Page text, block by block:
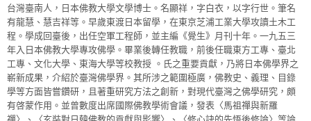
台灣臺南人，日本佛教大學文學博士。名顯祥，字白衣，以字行世。筆名
有龍慧、慧吉祥等。早歲東渡日本留學，在東京芝浦工業大學攻讀土木工
程。學成回臺後，出任空軍工程師，並主編《覺生》月刊十年。一九五三
年入日本佛教大學專攻佛學。畢業後轉任教職，前後任職東方工專、臺北
工專、文化大學、東海大學等校教授 。氏之重要貢獻，乃將日本佛學界之
嶄新成果，介紹於臺灣佛學界。其所涉之範圍極廣，佛教史、義理、目錄
學等方面皆嘗鑽研，且著重研究方法之創新，對現代臺灣之佛學研究，頗
有啓蒙作用。並曾數度出席國際佛教學術會議，發表〈馬祖禪與新羅